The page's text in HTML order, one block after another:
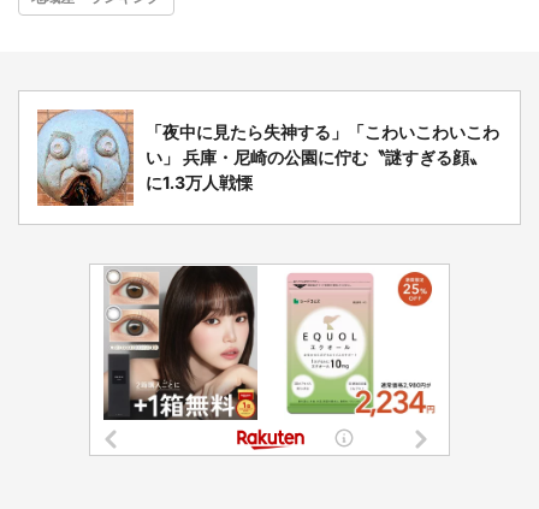
「夜中に見たら失神する」「こわいこわいこわ
い」 兵庫・尼崎の公園に佇む〝謎すぎる顔〟
に1.3万人戦慄